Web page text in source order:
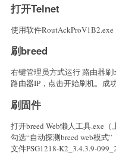
打开Telnet
使用软件
刷breed
右键管理员方式运行 路由器刷
路由器IP，点击开始刷机。成
刷固件
打开breed Web懒人工具.exe
勾选“自动探测breed web模式
文件PSG1218-K2_3.4.3.9-